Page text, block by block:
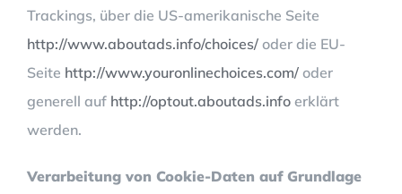
Trackings, über die US-amerikanische Seite
http://www.aboutads.info/choices/ oder die EU-
Seite http://www.youronlinechoices.com/ oder
generell auf http://optout.aboutads.info erklärt
werden.
Verarbeitung von Cookie-Daten auf Grundlage